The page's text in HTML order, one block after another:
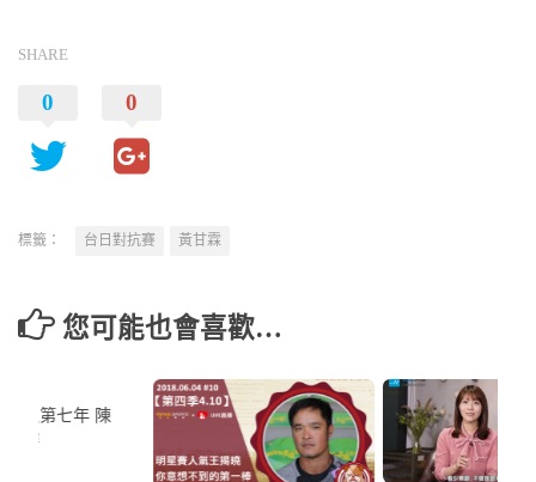
SHARE
0 0
標籤： 台日對抗賽 黃甘霖
您可能也會喜歡…
邁入第七年 陳
比賽